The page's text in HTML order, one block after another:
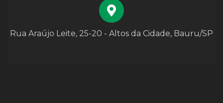
Rua Araújo Leite, 25-20 - Altos da Cidade, Bauru/SP